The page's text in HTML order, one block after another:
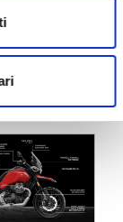
TRAVEL.